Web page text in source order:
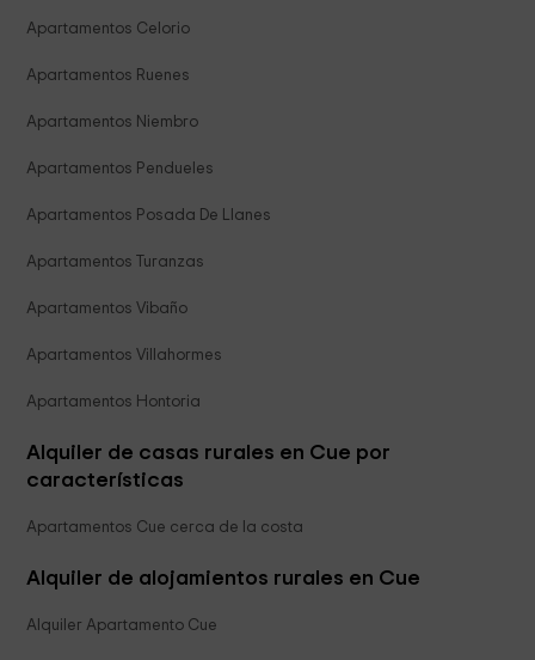
Apartamentos Celorio
Apartamentos Ruenes
Apartamentos Niembro
Apartamentos Pendueles
Apartamentos Posada De Llanes
Apartamentos Turanzas
Apartamentos Vibaño
Apartamentos Villahormes
Apartamentos Hontoria
Alquiler de casas rurales en Cue por
características
Apartamentos Cue cerca de la costa
Alquiler de alojamientos rurales en Cue
Alquiler Apartamento Cue